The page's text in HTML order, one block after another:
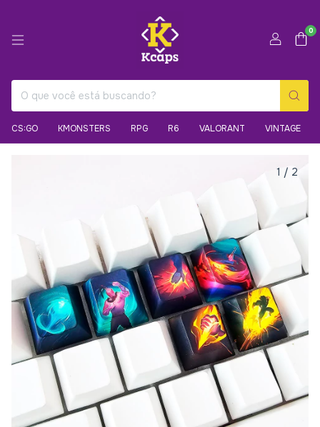
0
CS:GO KMONSTERS RPG R6 VALORANT VINTAGE
1 / 2